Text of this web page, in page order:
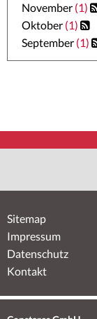
November (1)
Oktober (1)
September (1)
Sitemap
Impressum
Datenschutz
Kontakt